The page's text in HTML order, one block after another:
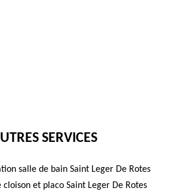
SERVICES
salle de bain Saint Leger De Rotes
cloison et placo Saint Leger De Rotes